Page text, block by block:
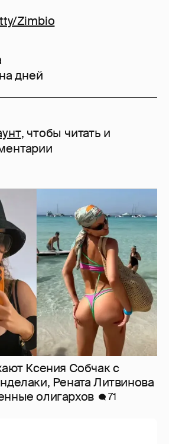
Zimbio
дней
, чтобы читать и
Ксения Собчак с
Рената Литвинова
олигархов
71